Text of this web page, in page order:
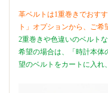
革ベルトは1重巻きでおす
ト」オプションから、ご希
2重巻きや色違いのベルト
希望の場合は、「時計本体
望のベルトをカートに入れ